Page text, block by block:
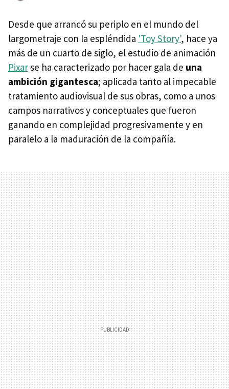
Desde que arrancó su periplo en el mundo del
largometraje con la espléndida 'Toy Story', hace ya
más de un cuarto de siglo, el estudio de animación
Pixarse ha caracterizado por hacer gala de una
ambición gigantesca; aplicada tanto al impecable
tratamiento audiovisual de sus obras, como a unos
campos narrativos y conceptuales que fueron
ganando en complejidad progresivamente y en
paralelo a la maduración de la compañía.